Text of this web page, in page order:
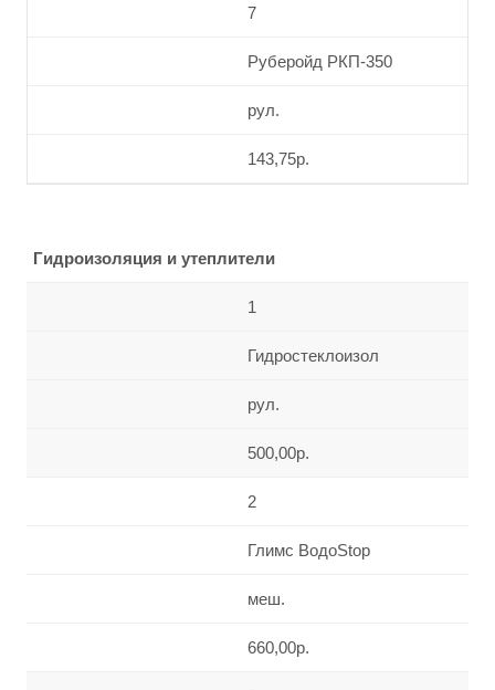
7
Руберойд РКП-350
рул.
143,75р.
Гидроизоляция и утеплители
1
Гидростеклоизол
рул.
500,00р.
2
Глимс ВодоStop
меш.
660,00р.